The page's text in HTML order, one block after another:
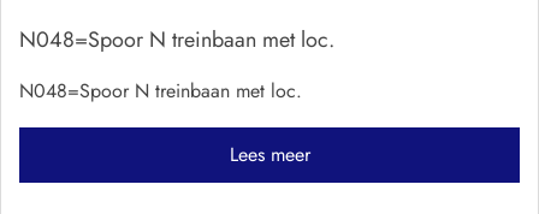
N048=Spoor N treinbaan met loc.
N048=Spoor N treinbaan met loc.
Lees meer